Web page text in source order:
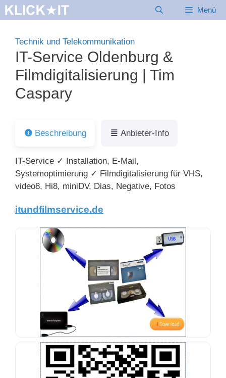
Zum
Inhalt
Menü
Technik und Telekommunikation
IT-Service Oldenburg &
Filmdigitalisierung | Tim
Caspary
Beschreibung Anbieter-Info
IT-Service ✓ Installation, E-Mail,
Systemoptimierung ✓ Filmdigitalisierung für VHS,
video8, Hi8, miniDV, Dias, Negative, Fotos
itundfilmservice.de